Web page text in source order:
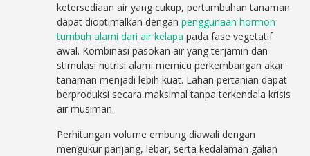
ketersediaan air yang cukup, pertumbuhan tanaman
dapat dioptimalkan denganpenggunaan hormon
tumbuh alami dari air kelapa pada fase vegetatif
awal. Kombinasi pasokan air yang terjamin dan
stimulasi nutrisi alami memicu perkembangan akar
tanaman menjadi lebih kuat. Lahan pertanian dapat
berproduksi secara maksimal tanpa terkendala krisis
air musiman.
Perhitungan volume embung diawali dengan
mengukur panjang, lebar, serta kedalaman galian